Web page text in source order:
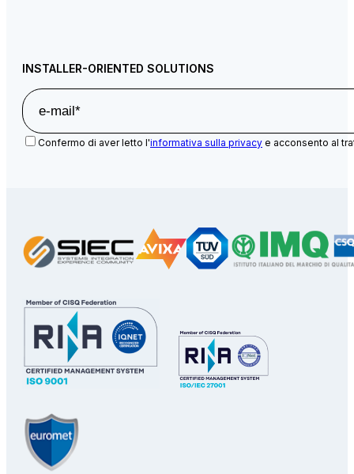
INSTALLER-ORIENTED SOLUTIONS
Confermo di aver letto l'informativa sulla privacy e acconsento al